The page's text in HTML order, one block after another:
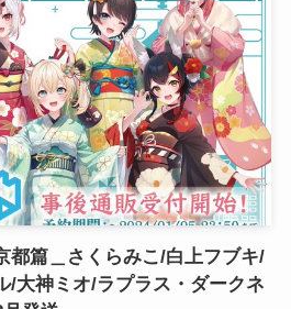
都篇＿さくらみこ/白上フブキ/
/大神ミオ/ラプラス・ダークネ